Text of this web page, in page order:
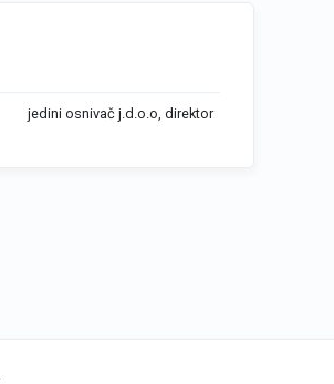
jedini osnivač j.d.o.o, direktor